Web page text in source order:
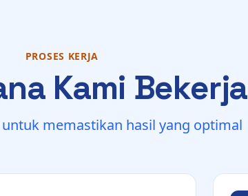
PROSES KERJA
Kami Bekerja
memastikan hasil yang optimal